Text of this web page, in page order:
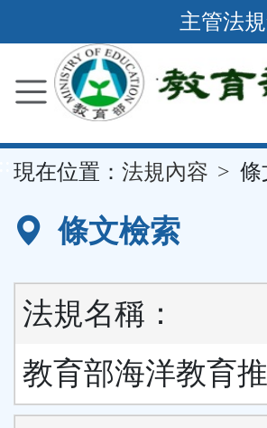
到
要
容
區
主管法
現在位置： 法規內容 條
條文檢索
法規名稱：
教育部海洋教育